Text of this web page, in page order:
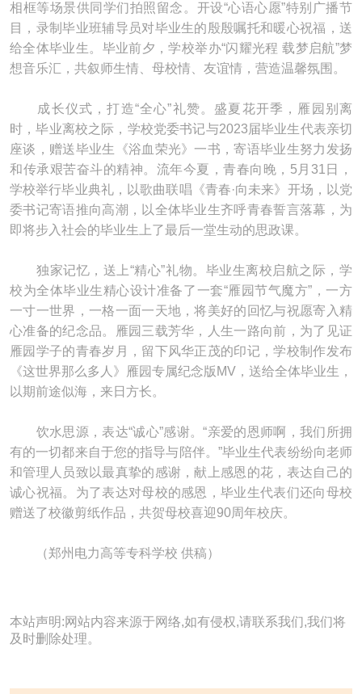
相框等场景供同学们拍照留念。开设“心语心愿”特别广播节
目，录制毕业班辅导员对毕业生的殷殷嘱托和暖心祝福，送
给全体毕业生。毕业前夕，学校举办“闪耀光程 载梦启航”梦
想音乐汇，共叙师生情、母校情、友谊情，营造温馨氛围。
成长仪式，打造“全心”礼赞。盛夏花开季，雁园别离
时，毕业离校之际，学校党委书记与2023届毕业生代表亲切
座谈，赠送毕业生《浴血荣光》一书，寄语毕业生努力发扬
和传承艰苦奋斗的精神。流年今夏，青春向晚，5月31日，
学校举行毕业典礼，以歌曲联唱《青春·向未来》开场，以党
委书记寄语推向高潮，以全体毕业生齐呼青春誓言落幕，为
即将步入社会的毕业生上了最后一堂生动的思政课。
独家记忆，送上“精心”礼物。毕业生离校启航之际，学
校为全体毕业生精心设计准备了一套“雁园节气魔方”，一方
一寸一世界，一格一面一天地，将美好的回忆与祝愿寄入精
心准备的纪念品。雁园三载芳华，人生一路向前，为了见证
雁园学子的青春岁月，留下风华正茂的印记，学校制作发布
《这世界那么多人》雁园专属纪念版MV，送给全体毕业生，
以期前途似海，来日方长。
饮水思源，表达“诚心”感谢。“亲爱的恩师啊，我们所拥
有的一切都来自于您的指导与陪伴。”毕业生代表纷纷向老师
和管理人员致以最真挚的感谢，献上感恩的花，表达自己的
诚心祝福。为了表达对母校的感恩，毕业生代表们还向母校
赠送了校徽剪纸作品，共贺母校喜迎90周年校庆。
（郑州电力高等专科学校 供稿）
本站声明:网站内容来源于网络,如有侵权,请联系我们,我们将
及时删除处理。